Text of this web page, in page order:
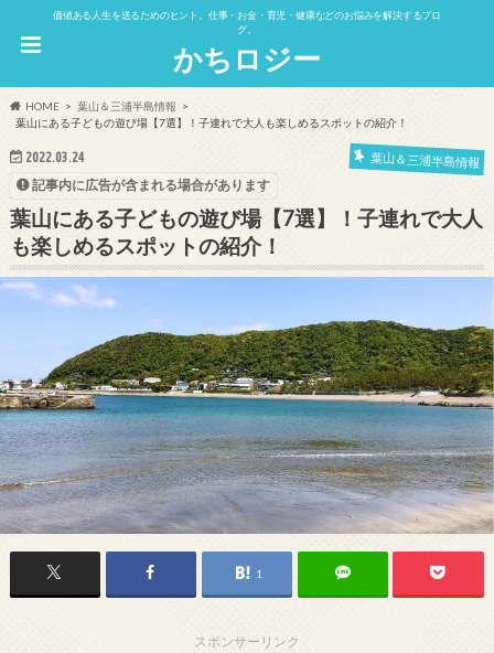
価値ある人生を送るためのヒント。仕事・お金・育児・健康などのお悩みを解決するブロ
グ。
かちロジー
HOME
葉山＆三浦半島情報
葉山にある子どもの遊び場【7選】！子連れで大人も楽しめるスポットの紹介！
2022.03.24 葉山＆三浦半島情報
記事内に広告が含まれる場合があります
葉山にある子どもの遊び場【7選】！子連れで大人
も楽しめるスポットの紹介！
1
スポンサーリンク